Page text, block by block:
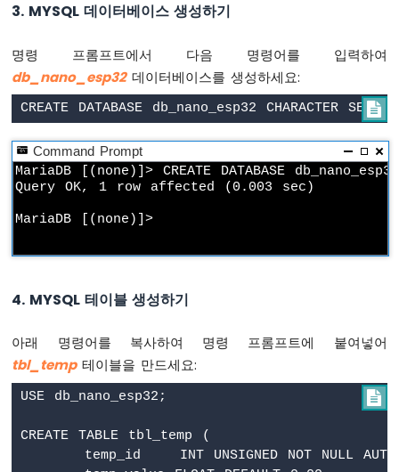
보
터
아
두
노
나
노
ESP32
로
리
코
아
두
이
노
노
3. MYSQL 데이터베이스 생성하기
명령 프롬프트에서 다음 명령어를 입력하여
db_nano_esp32데이터베이스를 생성하세요:

Command Prompt
MariaDB [(none)]> CREATE DATABASE
Query OK, 1 row affected (0.003 sec)
4. MYSQL 테이블 생성하기
아래 명령어를 복사하여 명령 프롬프트에 붙여넣어
tbl_temp테이블을 만드세요:

USE db_nano_esp32;
CREATE TABLE tbl_temp (